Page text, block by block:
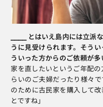
⎯⎯⎯⎯ とはいえ島内には立派
うに見受けられます。そう
ういった方からのご依頼が多
家を直したいというご年配
らいのご夫婦だったり様々
のために古民家を購入して
とですね」